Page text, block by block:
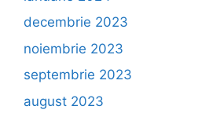
decembrie 2023
noiembrie 2023
septembrie 2023
august 2023